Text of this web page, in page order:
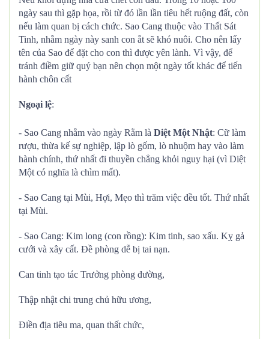
ngày sau thì gặp họa, rồi từ đó lần lần tiêu hết ruộng đất, còn
nếu làm quan bị cách chức. Sao Cang thuộc vào Thất Sát
Tinh, nhằm ngày này sanh con ắt sẽ khó nuôi. Cho nên lấy
tên của Sao để đặt cho con thì được yên lành. Vì vậy, để
tránh điềm giữ quý bạn nên chọn một ngày tốt khác để tiến
hành chôn cất
Ngoại lệ:
- Sao Cang nhằm vào ngày Rằm là Diệt Một Nhật: Cữ làm
rượu, thừa kế sự nghiệp, lập lò gốm, lò nhuộm hay vào làm
hành chính, thứ nhất đi thuyền chẳng khỏi nguy hại (vì Diệt
Một có nghĩa là chìm mất).
- Sao Cang tại Mùi, Hợi, Mẹo thì trăm việc đều tốt. Thứ nhất
tại Mùi.
- Sao Cang: Kim long (con rồng): Kim tinh, sao xấu. Kỵ gả
cưới và xây cất. Đề phòng dễ bị tai nạn.
Can tinh tạo tác Trưởng phòng đường,
Thập nhật chi trung chủ hữu ương,
Điền địa tiêu ma, quan thất chức,